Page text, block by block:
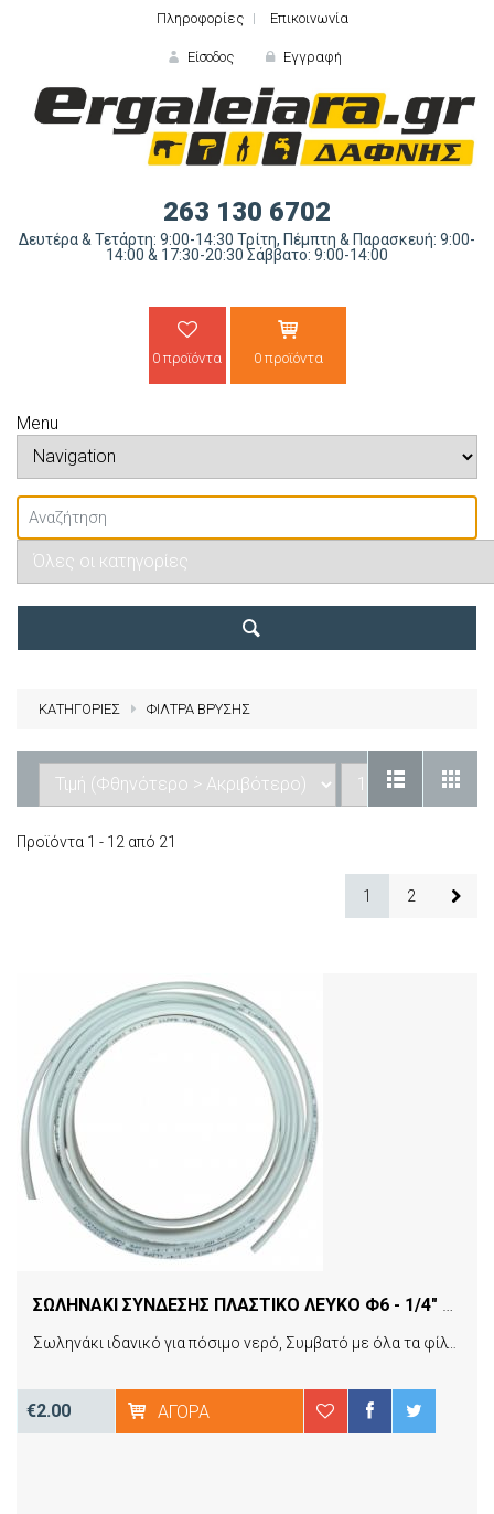
Πληροφορίες Επικοινωνία
Είσοδος
ΕΙΣΟΔΟΣ
Εγγραφή
263 130 6702
Δευτέρα & Τετάρτη: 9:00-14:30 Τρίτη, Πέμπτη & Παρασκευή: 9:00-
14:00 & 17:30-20:30 Σάββατο: 9:00-14:00
0 προϊόντα 0 προϊόντα
Menu
ΚΑΤΗΓΟΡΙΕΣ ΦΙΛΤΡΑ ΒΡΥΣΗΣ
Προϊόντα 1 - 12 από 21
1 2
Σωληνάκι ιδανικό για πόσιμο νερό, Συμβατό με όλα τα φίλτρα νερού (Κάτω πάγκου κτλ.) και ψυγείου. Eίναι εύχρηστο, εύκαμπτο και αντέχει στις υψηλές πιέσεις. Κόβετε εύκολα με φαλτσέτα, δεν πρέπει να εκτίθεται για μεγάλο χρονικό διάστημα στην ηλιακή ακτινοβολία. Διάμετρος: Φ6 - 1/4" Η ΤΙΜΗ ΕΙΝΑΙ ΓΙΑ 1 ΜΕΤΡΟ ΣΩΛΗΝΑ.
€2.00 ΑΓΟΡΆ